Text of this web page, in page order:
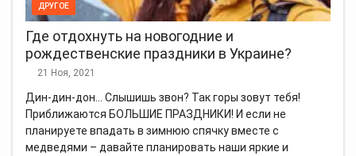
ДРУГОЕ
Где отдохнуть на новогодние и
рождественские праздники в Украине?
21 Ноя, 2021
Дин-дин-дон... Слышишь звон? Так горы зовут тебя!
Приближаются БОЛЬШИЕ ПРАЗДНИКИ! И если не
планируете впадать в зимнюю спячку вместе с
медведями – давайте планировать наши яркие и